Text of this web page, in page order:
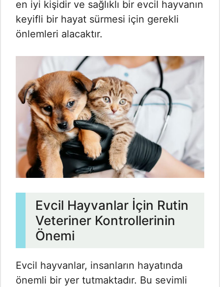
en iyi kişidir ve sağlıklı bir evcil hayvanın
keyifli bir hayat sürmesi için gerekli
önlemleri alacaktır.
Evcil Hayvanlar İçin Rutin
Veteriner Kontrollerinin
Önemi
Evcil hayvanlar, insanların hayatında
önemli bir yer tutmaktadır. Bu sevimli